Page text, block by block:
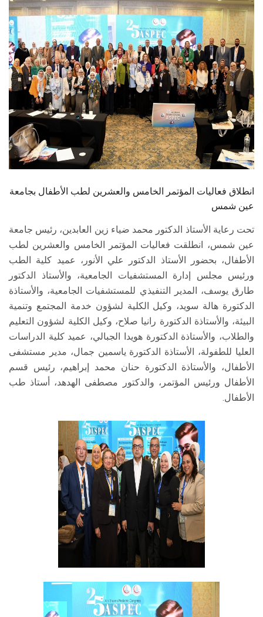
الطلاب
هيئة التدريس
الدراسات العليا
الخريجين
الموظفون
الزائـرون
انطلاق فعاليات المؤتمر الخامس والعشرين لطب الأطفال بجامعة
عين شمس
تحت رعاية الأستاذ الدكتور محمد ضياء زين العابدين، رئيس جامعة
عين شمس، انطلقت فعاليات المؤتمر الخامس والعشرين لطب
الأطفال، بحضور الأستاذ الدكتور علي الأنور، عميد كلية الطب
ورئيس مجلس إدارة المستشفيات الجامعية، والأستاذ الدكتور
طارق يوسف، المدير التنفيذي للمستشفيات الجامعية، والأستاذة
الدكتورة هالة سويد، وكيل الكلية لشؤون خدمة المجتمع وتنمية
البيئة، والأستاذة الدكتورة رانيا صلاح، وكيل الكلية لشؤون التعليم
والطلاب، والأستاذة الدكتورة هويدا الجبالي، عميد كلية الدراسات
العليا للطفولة، الأستاذة الدكتورة ياسمين جمال، مدير مستشفى
الأطفال، والأستاذة الدكتورة حنان محمد إبراهيم، رئيس قسم
الأطفال ورئيس المؤتمر، والدكتور مصطفى الهدهد، أستاذ طب
الأطفال.